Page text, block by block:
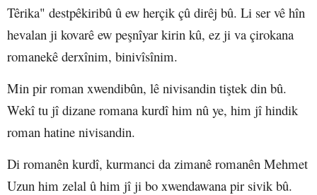
Têrika" destpêkiribû û ew herçik çû dirêj bû. Li ser vê hîn
hevalan ji kovarê ew peşnîyar kirin kû, ez ji va çirokana
romanekê derxînim, binivîsînim.
Min pir roman xwendibûn, lê nivisandin tiştek din bû.
Wekî tu jî dizane romana kurdî him nû ye, him jî hindik
roman hatine nivisandin.
Di romanên kurdî, kurmanci da zimanê romanên Mehmet
Uzun him zelal û him jî ji bo xwendawana pir sivik bû.